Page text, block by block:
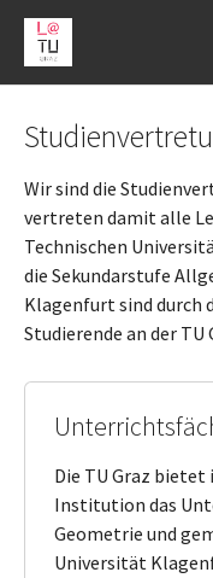
Wir sind die
vertreten damit alle
Technischen
die Sekundarstufe
Klagenfurt sind durch
Studierende an der TU
Die TU Graz bietet
Institution das
Geometrie und
Universität